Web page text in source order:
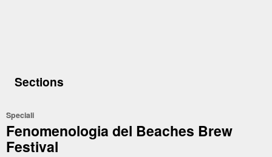
Sections
Speciali
Fenomenologia del Beaches Brew
Festival